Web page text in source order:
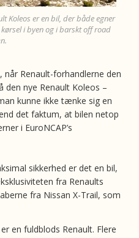
Koleos er en bil, der både egner
i byen og i barskt off road
Renault-forhandlerne den
den nye Renault Koleos –
kunne ikke tænke sig en
det faktum, at bilen netop
i EuroNCAP’s
sikkerhed er det en bil,
fra Renaults
fra Nissan X-Trail, som
en fuldblods Renault. Flere